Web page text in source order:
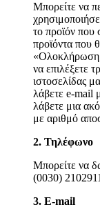
Μπορείτε να
το προϊόν που
προϊόντα που
«Ολοκλήρωση
να επιλέξετε
ιστοσελίδας
λάβετε e-mail
λάβετε μια
με αριθμό
2. Τηλέφωνο
Μπορείτε να
(0030)
3. Ε-mail